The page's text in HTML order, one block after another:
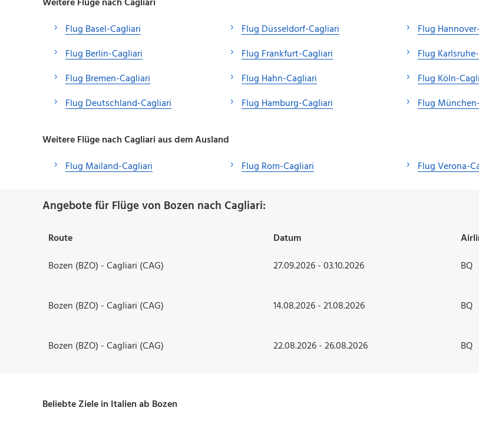
Flug Basel-Cagliari
Flug Berlin-Cagliari
Flug Bremen-Cagliari
Flug Deutschland-Cagliari
Flug Düsseldorf-Cagliari
Flug Frankfurt-Cagliari
Flug Hahn-Cagliari
Flug Hamburg-Cagliari
Flug
Flug
Flug Köln-
Flug
Weitere Flüge nach Cagliari aus dem Ausland
Flug Mailand-Cagliari
Flug Rom-Cagliari Flug Verona-
Angebote für Flüge von Bozen nach Cagliari:
Route Datum
Bozen (BZO) - Cagliari (CAG)
27.09.2026 - 03.10.2026 BQ
Bozen (BZO) - Cagliari (CAG) 14.08.2026 - 21.08.2026 BQ
Bozen (BZO) - Cagliari (CAG) 22.08.2026 - 26.08.2026 BQ
Beliebte Ziele in Italien ab Bozen